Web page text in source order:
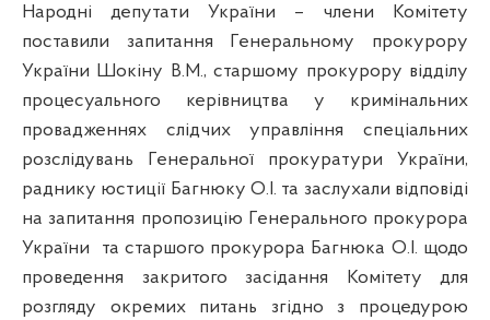
Народні депутати України – члени Комітету
поставили запитання Генеральному прокурору
України Шокіну В.М., старшому прокурору відділу
процесуального керівництва у кримінальних
провадженнях слідчих управління спеціальних
розслідувань Генеральної прокуратури України,
раднику юстиції Багнюку О.І. та заслухали відповіді
на запитання пропозицію Генерального прокурора
України
та старшого прокурора Багнюка О.І. щодо
проведення закритого засідання Комітету для
розгляду окремих питань згідно з процедурою